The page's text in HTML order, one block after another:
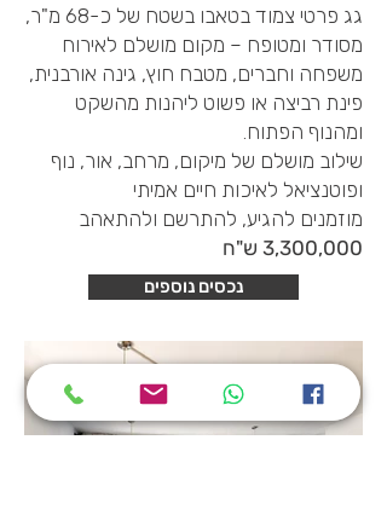
גג פרטי צמוד בטאבו בשטח של כ-68 מ"ר,
מסודר ומטופח – מקום מושלם לאירוח
משפחה וחברים, מטבח חוץ, גינה אורבנית,
פינת רביצה או פשוט ליהנות מהשקט
ומהנוף הפתוח.
שילוב מושלם של מיקום, מרחב, אור, נוף
ופוטנציאל לאיכות חיים אמיתי
מוזמנים להגיע, להתרשם ולהתאהב
3,300,000 ש"ח
נכסים נוספים